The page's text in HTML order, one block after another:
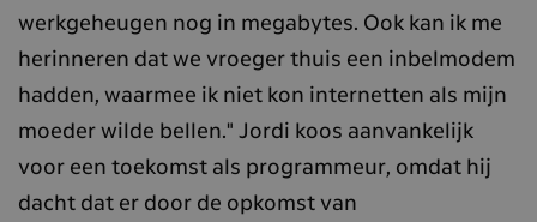
werkgeheugen nog in megabytes. Ook kan ik me
herinneren dat we vroeger thuis een inbelmodem
hadden, waarmee ik niet kon internetten als mijn
moeder wilde bellen." Jordi koos aanvankelijk
voor een toekomst als programmeur, omdat hij
dacht dat er door de opkomst van